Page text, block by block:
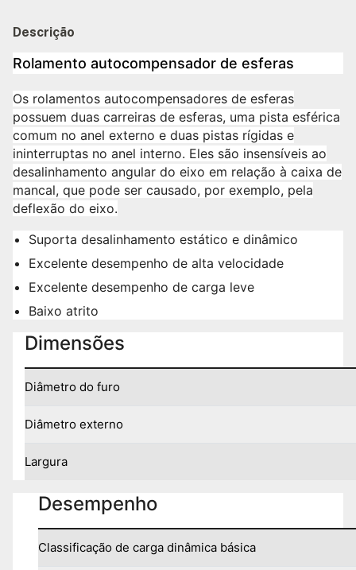
Descrição
Rolamento autocompensador de esferas
Os rolamentos autocompensadores de esferas
possuem duas carreiras de esferas, uma pista esférica
comum no anel externo e duas pistas rígidas e
ininterruptas no anel interno. Eles são insensíveis ao
desalinhamento angular do eixo em relação à caixa de
mancal, que pode ser causado, por exemplo, pela
deflexão do eixo.
Suporta desalinhamento estático e dinâmico
Excelente desempenho de alta velocidade
Excelente desempenho de carga leve
Baixo atrito
Dimensões
Diâmetro do furo
Diâmetro externo
Largura
Desempenho
Classificação de carga dinâmica básica